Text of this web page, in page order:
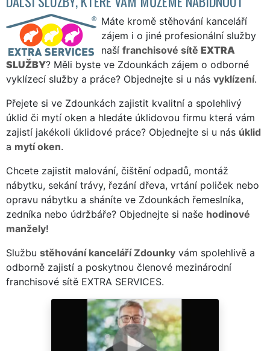
Máte kromě stěhování kanceláří
zájem i o jiné profesionální služby
naší franchisové sítě EXTRA
SLUŽBY? Měli byste ve Zdounkách zájem o odborné
vyklízecí služby a práce? Objednejte si u nás vyklízení.
Přejete si ve Zdounkách zajistit kvalitní a spolehlivý
úklid či mytí oken a hledáte úklidovou firmu která vám
zajistí jakékoli úklidové práce? Objednejte si u nás úklid
a mytí oken.
Chcete zajistit malování, čištění odpadů, montáž
nábytku, sekání trávy, řezání dřeva, vrtání poliček nebo
opravu nábytku a sháníte ve Zdounkách řemeslníka,
zedníka nebo údržbáře? Objednejte si naše hodinové
manžely!
Službu stěhování kanceláří Zdounky vám spolehlivě a
odborně zajistí a poskytnou členové mezinárodní
franchisové sítě EXTRA SERVICES.